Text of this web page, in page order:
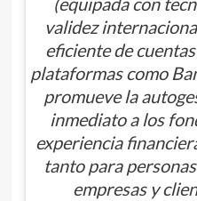
validez
eficiente de
plataformas como
promueve la
inmediato a los
experiencia
tanto para
empresas y